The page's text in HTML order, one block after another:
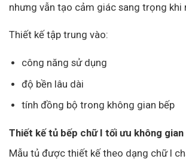
nhưng vẫn tạo cảm giác sang trọng khi
Thiết kế tập trung vào:
công năng sử dụng
độ bền lâu dài
tính đồng bộ trong không gian bếp
Thiết kế tủ bếp chữ I tối ưu không gian
Mẫu tủ được thiết kế theo dạng chữ I